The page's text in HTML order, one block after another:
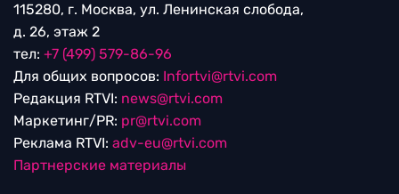
115280, г. Москва, ул. Ленинская слобода,
д. 26, этаж 2
тел: +7 (499) 579-86-96
Для общих вопросов: Infortvi@rtvi.com
Редакция RTVI: news@rtvi.com
Маркетинг/PR: pr@rtvi.com
Реклама RTVI: adv-eu@rtvi.com
Партнерские материалы